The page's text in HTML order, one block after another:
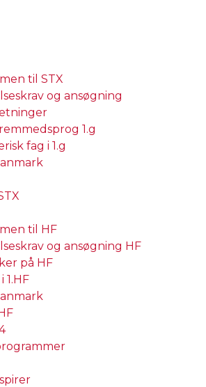
til STX
og ansøgning
1.g
fag i 1.g
til HF
og ansøgning HF
på HF
1.HF